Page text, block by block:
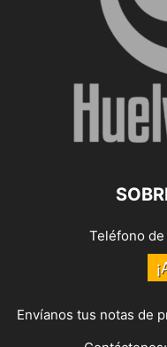
Teléfono
Envíanos tus notas de